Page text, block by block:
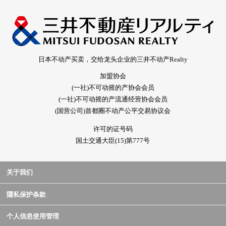
日本不动产买卖，交给龙头企业的三井不动产Realty
加盟协会
(一社)不可动摇的产协会会员
(一社)不可动摇的产流通经营协会会员
(国营公司)首都圈不动产公平交易协议会
许可的证号码
国土交通大臣(15)第777号
关于我们
隱私保护条款
个人信息使用管理